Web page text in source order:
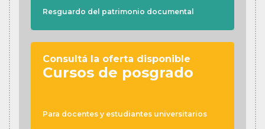
Resguardo del patrimonio documental
Consultá la oferta disponible
Cursos de posgrado
Para docentes y estudiantes universitarios